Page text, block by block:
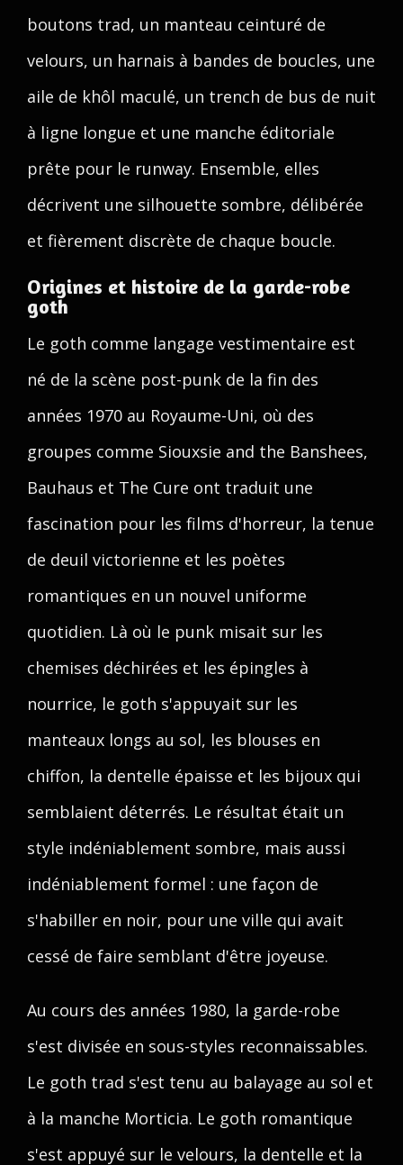
boutons trad, un manteau ceinturé de
velours, un harnais à bandes de boucles, une
aile de khôl maculé, un trench de bus de nuit
à ligne longue et une manche éditoriale
prête pour le runway. Ensemble, elles
décrivent une silhouette sombre, délibérée
et fièrement discrète de chaque boucle.
Origines et histoire de la garde-robe
goth
Le goth comme langage vestimentaire est
né de la scène post-punk de la fin des
années 1970 au Royaume-Uni, où des
groupes comme Siouxsie and the Banshees,
Bauhaus et The Cure ont traduit une
fascination pour les films d'horreur, la tenue
de deuil victorienne et les poètes
romantiques en un nouvel uniforme
quotidien. Là où le punk misait sur les
chemises déchirées et les épingles à
nourrice, le goth s'appuyait sur les
manteaux longs au sol, les blouses en
chiffon, la dentelle épaisse et les bijoux qui
semblaient déterrés. Le résultat était un
style indéniablement sombre, mais aussi
indéniablement formel : une façon de
s'habiller en noir, pour une ville qui avait
cessé de faire semblant d'être joyeuse.
Au cours des années 1980, la garde-robe
s'est divisée en sous-styles reconnaissables.
Le goth trad s'est tenu au balayage au sol et
à la manche Morticia. Le goth romantique
s'est appuyé sur le velours, la dentelle et la